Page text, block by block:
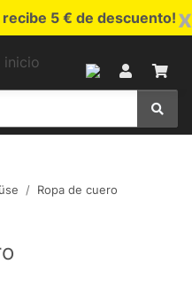
x
5 € de descuento!
Ropa de cuero